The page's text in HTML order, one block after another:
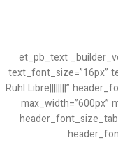
[/et_pb_text][et_pb_text
text_font_size=”16px”
Ruhl Libre||||||||”
max_width=”600px”